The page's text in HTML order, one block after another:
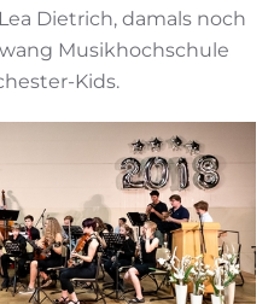
Dietrich, damals noch
Musikhochschule
Kids.